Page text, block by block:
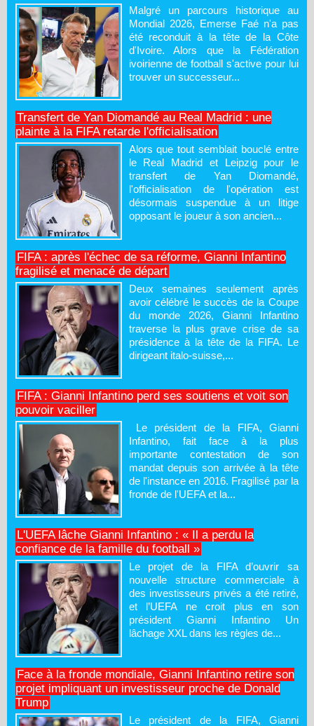
Malgré un parcours historique au
Mondial 2026, Emerse Faé n'a pas
été reconduit à la tête de la Côte
d'Ivoire. Alors que la Fédération
ivoirienne de football s'active pour lui
trouver un successeur...
Transfert de Yan Diomandé au Real Madrid : une
plainte à la FIFA retarde l'officialisation
Alors que tout semblait bouclé entre
le Real Madrid et Leipzig pour le
transfert de Yan Diomandé,
l'officialisation de l'opération est
désormais suspendue à un litige
opposant le joueur à son ancien...
FIFA : après l'échec de sa réforme, Gianni Infantino
fragilisé et menacé de départ
Deux semaines seulement après
avoir célébré le succès de la Coupe
du monde 2026, Gianni Infantino
traverse la plus grave crise de sa
présidence à la tête de la FIFA. Le
dirigeant italo-suisse,...
FIFA : Gianni Infantino perd ses soutiens et voit son
pouvoir vaciller
Le président de la FIFA, Gianni
Infantino, fait face à la plus
importante contestation de son
mandat depuis son arrivée à la tête
de l'instance en 2016. Fragilisé par la
fronde de l'UEFA et la...
L'UEFA lâche Gianni Infantino : « Il a perdu la
confiance de la famille du football »
Le projet de la FIFA d’ouvrir sa
nouvelle structure commerciale à
des investisseurs privés a été retiré,
et l’UEFA ne croit plus en son
président Gianni Infantino Un
lâchage XXL dans les règles de...
Face à la fronde mondiale, Gianni Infantino retire son
projet impliquant un investisseur proche de Donald
Trump
Le président de la FIFA, Gianni